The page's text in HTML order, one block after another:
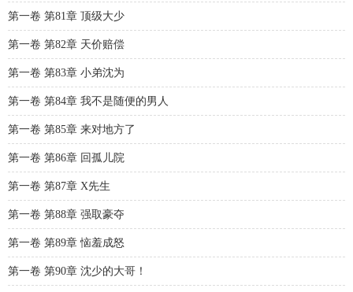
第一卷 第81章 顶级大少
第一卷 第82章 天价赔偿
第一卷 第83章 小弟沈为
第一卷 第84章 我不是随便的男人
第一卷 第85章 来对地方了
第一卷 第86章 回孤儿院
第一卷 第87章 X先生
第一卷 第88章 强取豪夺
第一卷 第89章 恼羞成怒
第一卷 第90章 沈少的大哥！